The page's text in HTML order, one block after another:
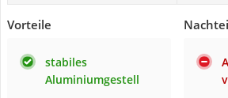
Vorteile
stabiles
Aluminiumgestell